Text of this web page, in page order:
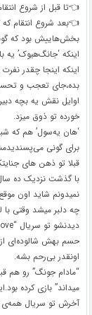
👈تا قبل از شروع
👈بعد شروع انتقام
بخش‌هاییش بود که
اینکه ‘جانگ‌هیوک’ یه
اینکه اینجا چقدر
بده،جای تعجب و
خورده تو ذوق میزد.
‘هان یه‌سول’ هم که
برای گونی
قبلا تو ذهن های
با گذشت نزدیک ده سال
نمیدونم شاید اون
چه دلبر میشد وقتی
دیدنشو تو سریال “was it love” پیدا کنم‌.
حسم بهش شالوده‌ای
اونقدر بی‌رحم بشه.
“مادام جونگ” رو هم
میداند” بازی کرده
آخرش تو سریال